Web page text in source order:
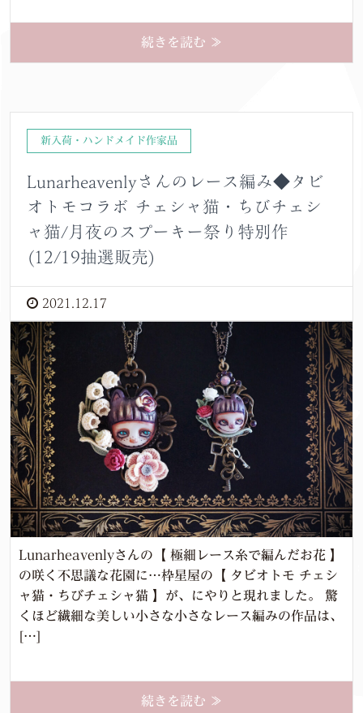
続きを読む ≫
新入荷・ハンドメイド作家品
Lunarheavenlyさんのレース編み◆タビ
オトモコラボ チェシャ猫・ちびチェシ
ャ猫/月夜のスプーキー祭り特別作
(12/19抽選販売)
2021.12.17
Lunarheavenlyさんの【 極細レース糸で編んだお花 】
の咲く不思議な花園に…枠星屋の【 タビオトモ チェシ
ャ猫・ちびチェシャ猫 】が、にやりと現れました。 驚
くほど繊細な美しい小さな小さなレース編みの作品は、
[…]
続きを読む ≫